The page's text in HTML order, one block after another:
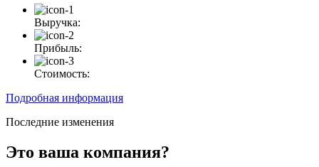
Выручка:
Прибыль:
Стоимость:
Подробная информация
Последние изменения
Это ваша компания?